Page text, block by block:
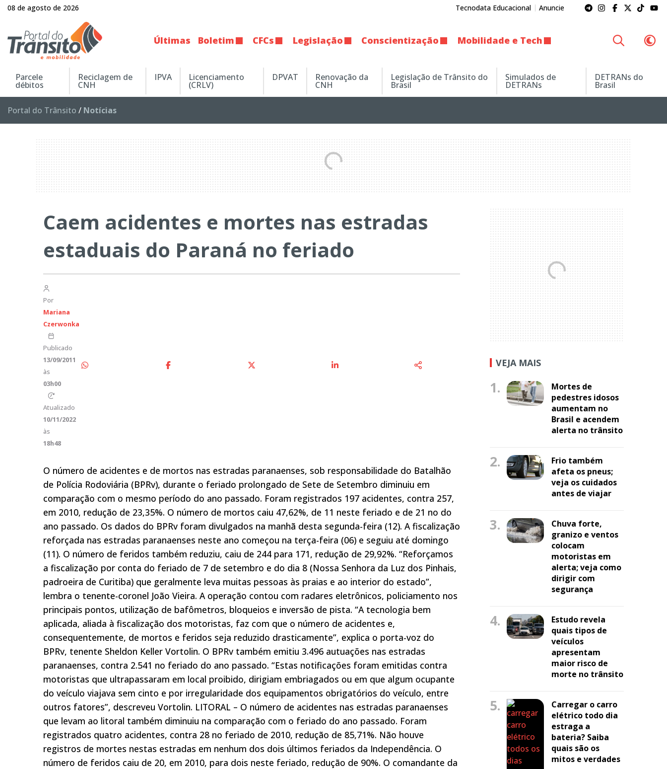
08 de agosto de 2026 Tecnodata Educacional Anuncie
Últimas Boletim CFCs Legislação Conscientização Mobilidade e Tech
Parcele
débitos
Reciclagem de
CNH
IPVA Licenciamento
(CRLV)
DPVAT Renovação da
CNH
Legislação de Trânsito do
Brasil
Simulados de
DETRANs
DETRANs do
Brasil
Portal do Trânsito / Notícias
Caem acidentes e mortes nas estradas
estaduais do Paraná no feriado
Por
Mariana
Czerwonka
Publicado
13/09/2011
às
03h00
Atualizado
10/11/2022
às
18h48
O número de acidentes e de mortos nas estradas paranaenses, sob responsabilidade do Batalhão
de Polícia Rodoviária (BPRv), durante o feriado prolongado de Sete de Setembro diminuiu em
comparação com o mesmo período do ano passado. Foram registrados 197 acidentes, contra 257,
em 2010, redução de 23,35%. O número de mortos caiu 47,62%, de 11 neste feriado e de 21 no do
ano passado. Os dados do BPRv foram divulgados na manhã desta segunda-feira (12). A fiscalização
reforçada nas estradas paranaenses neste ano começou na terça-feira (06) e seguiu até domingo
(11). O número de feridos também reduziu, caiu de 244 para 171, redução de 29,92%. “Reforçamos
a fiscalização por conta do feriado de 7 de setembro e do dia 8 (Nossa Senhora da Luz dos Pinhais,
padroeira de Curitiba) que geralmente leva muitas pessoas às praias e ao interior do estado”,
lembra o tenente-coronel João Vieira. A operação contou com radares eletrônicos, policiamento nos
principais pontos, utilização de bafômetros, bloqueios e inversão de pista. “A tecnologia bem
aplicada, aliada à fiscalização dos motoristas, faz com que o número de acidentes e,
consequentemente, de mortos e feridos seja reduzido drasticamente”, explica o porta-voz do
BPRv, tenente Sheldon Keller Vortolin. O BPRv também emitiu 3.496 autuações nas estradas
paranaenses, contra 2.541 no feriado do ano passado. “Estas notificações foram emitidas contra
motoristas que ultrapassaram em local proibido, dirigiam embriagados ou em que algum ocupante
do veículo viajava sem cinto e por irregularidade dos equipamentos obrigatórios do veículo, entre
outros fatores”, descreveu Vortolin. LITORAL – O número de acidentes nas estradas paranaenses
que levam ao litoral também diminuiu na comparação com o feriado do ano passado. Foram
registrados quatro acidentes, contra 28 no feriado de 2010, redução de 85,71%. Não houve
registros de mortes nestas estradas em nenhum dos dois últimos feriados da Independência. O
número de feridos caiu de 20, em 2010, para dois neste feriado, redução de 90%. O comandante da
VEJA MAIS
1.
Mortes de
pedestres idosos
aumentam no
Brasil e acendem
alerta no trânsito
2.
Frio também
afeta os pneus;
veja os cuidados
antes de viajar
3.
Chuva forte,
granizo e ventos
colocam
motoristas em
alerta; veja como
dirigir com
segurança
4.
Estudo revela
quais tipos de
veículos
apresentam
maior risco de
morte no trânsito
5.
Carregar o carro
elétrico todo dia
estraga a
bateria? Saiba
quais são os
mitos e verdades